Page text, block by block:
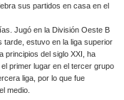
sus partidos en casa en el
Jugó en la División Oeste B
tarde, estuvo en la liga superior
principios del siglo XXI, ha
primer lugar en el tercer grupo
liga, por lo que fue
medio.